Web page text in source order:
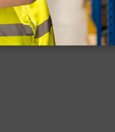
Pero el envío cuesta más del